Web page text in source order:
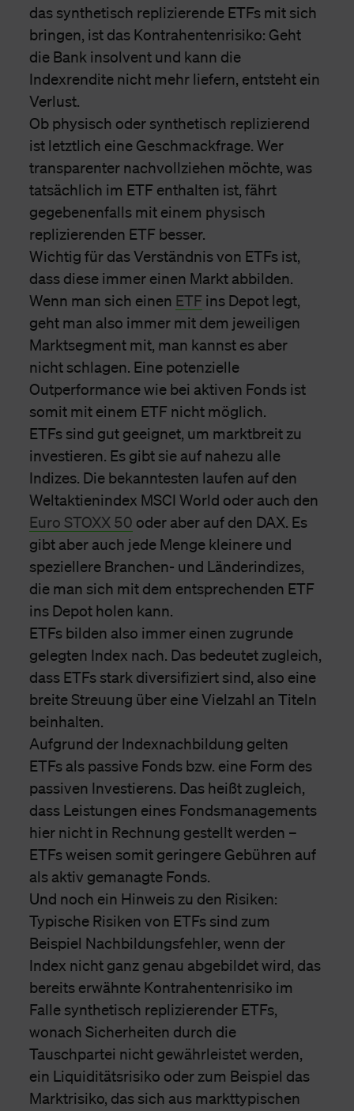
das synthetisch replizierende ETFs mit sich
bringen, ist das Kontrahentenrisiko: Geht
die Bank insolvent und kann die
Indexrendite nicht mehr liefern, entsteht ein
Verlust.
Ob physisch oder synthetisch replizierend
ist letztlich eine Geschmackfrage. Wer
transparenter nachvollziehen möchte, was
tatsächlich im ETF enthalten ist, fährt
gegebenenfalls mit einem physisch
replizierenden ETF besser.
Wichtig für das Verständnis von ETFs ist,
dass diese immer einen Markt abbilden.
Wenn man sich einen ETF ins Depot legt,
geht man also immer mit dem jeweiligen
Marktsegment mit, man kannst es aber
nicht schlagen. Eine potenzielle
Outperformance wie bei aktiven Fonds ist
somit mit einem ETF nicht möglich.
ETFs sind gut geeignet, um marktbreit zu
investieren. Es gibt sie auf nahezu alle
Indizes. Die bekanntesten laufen auf den
Weltaktienindex MSCI World oder auch den
Euro STOXX 50 oder aber auf den DAX. Es
gibt aber auch jede Menge kleinere und
speziellere Branchen- und Länderindizes,
die man sich mit dem entsprechenden ETF
ins Depot holen kann.
ETFs bilden also immer einen zugrunde
gelegten Index nach. Das bedeutet zugleich,
dass ETFs stark diversifiziert sind, also eine
breite Streuung über eine Vielzahl an Titeln
beinhalten.
Aufgrund der Indexnachbildung gelten
ETFs als passive Fonds bzw. eine Form des
passiven Investierens. Das heißt zugleich,
dass Leistungen eines Fondsmanagements
hier nicht in Rechnung gestellt werden –
ETFs weisen somit geringere Gebühren auf
als aktiv gemanagte Fonds.
Und noch ein Hinweis zu den Risiken:
Typische Risiken von ETFs sind zum
Beispiel Nachbildungsfehler, wenn der
Index nicht ganz genau abgebildet wird, das
bereits erwähnte Kontrahentenrisiko im
Falle synthetisch replizierender ETFs,
wonach Sicherheiten durch die
Tauschpartei nicht gewährleistet werden,
ein Liquiditätsrisiko oder zum Beispiel das
Marktrisiko, das sich aus markttypischen